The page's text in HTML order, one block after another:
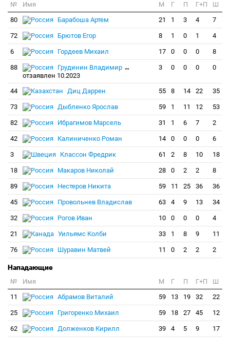
№ Имя M Г П Г+П
Ш
80
Барабоша Артем 21 1 3 4 7
72 Брютов Егор 8 1 0 1 4
6 Гордеев Михаил 17 0 0 0 8
88 Грудинин Владимир ↔
отзаявлен 10.2023
3 0 0 0 0
44 Диц Даррен 55 8 14 22 35
73 Дыбленко Ярослав 59 1 11 12 53
82 Ибрагимов Марсель 31 1 6 7 2
42 Калиниченко Роман 14 0 0 0 6
3 Классон Фредрик 61 2 8 10 18
18 Макаров Николай 28 0 2 2 8
89 Нестеров Никита 59 11 25 36 36
45 Провольнев Владислав 63 4 9 13 34
32 Рогов Иван 10 0 0 0 4
21 Уильямс Колби 33 1 8 9 11
76 Шуравин Матвей 11 0 2 2 2
Нападающие
№ Имя M Г П Г+П
Ш
11
Абрамов Виталий 59 13 19 32 22
25 Григоренко Михаил 59 18 27 45 12
62 Долженков Кирилл 39 4 5 9 17